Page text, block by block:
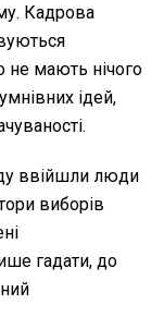
Кадрова
не мають нічого
ідей,
ввійшли люди
виборів
гадати, до